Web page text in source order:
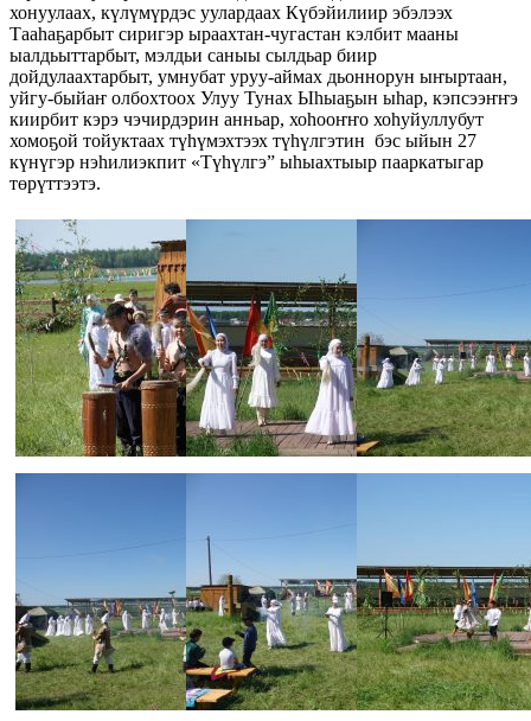
хонуулаах, күлүмүрдэс уулардаах Күбэйилиир эбэлээх
Тааһаҕарбыт сиригэр ыраахтан-чугастан кэлбит мааны
ыалдьыттарбыт, мэлдьи саныы сылдьар биир
дойдулаахтарбыт, умнубат уруу-аймах дьоннорун ыҥыртаан,
уйгу-быйаҥ олбохтоох Улуу Тунах Ыһыаҕын ыһар, кэпсээҥҥэ
киирбит кэрэ чэчирдэрин анньар, хоһооҥҥо хоһуйуллубут
хомоҕой тойуктаах түһүмэхтээх түһүлгэтин бэс ыйын 27
күнүгэр нэһилиэкпит «Түһүлгэ” ыһыахтыыр пааркатыгар
төрүттээтэ.